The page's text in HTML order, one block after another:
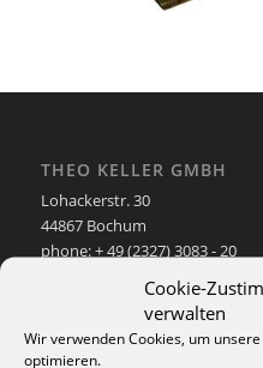
Cookie-
verwalten
Wir verwenden Cookies, um
optimieren.
THEO KELLER GMBH
Lohackerstr. 30
44867 Bochum
phone: + 49 (2327) 3083 - 20
info@theko-